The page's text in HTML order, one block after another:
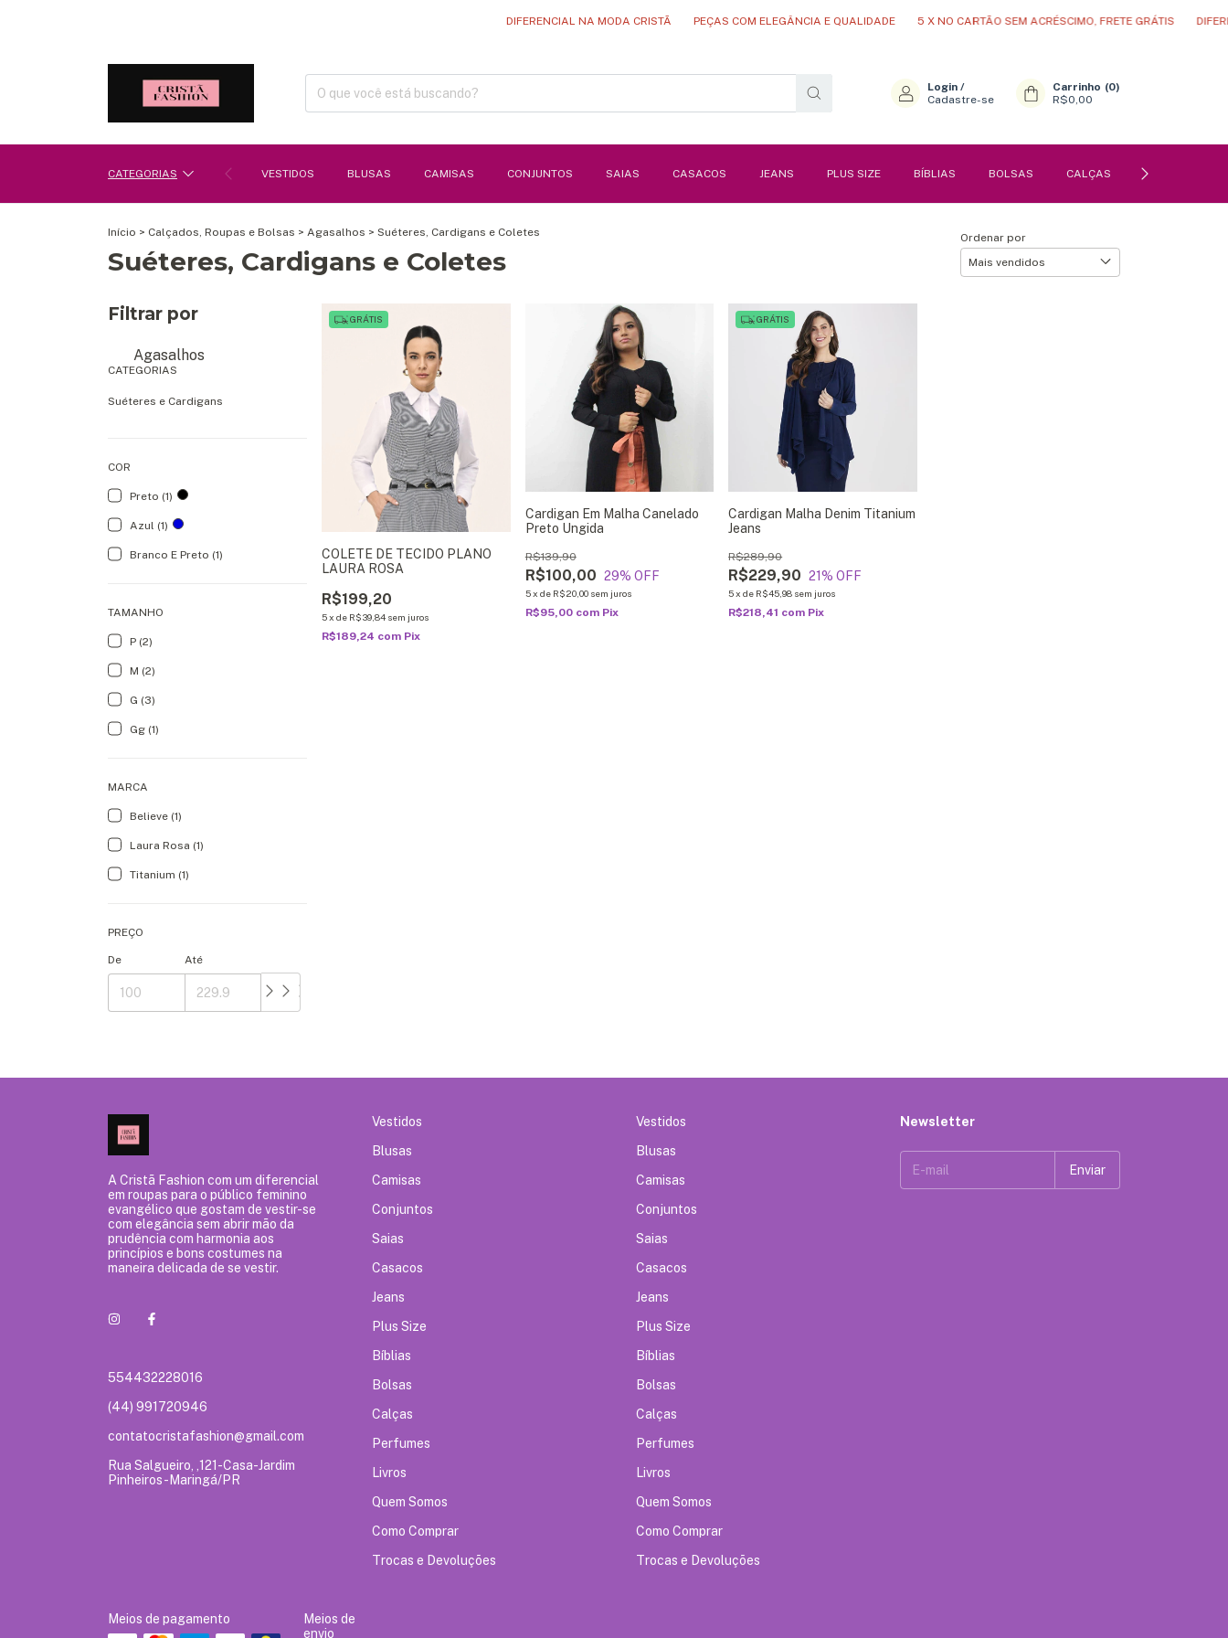
DIFERENCIAL NA MODA CRISTÃ PEÇAS COM ELEGÂNCIA E QUALIDADE 5 X NO CARTÃO SEM ACRÉSCIMO, FRETE GRÁTIS
Login /
Cadastre-se
Carrinho (0)
R$0,00
CATEGORIAS VESTIDOS BLUSAS CAMISAS CONJUNTOS SAIAS CASACOS JEANS PLUS SIZE BÍBLIAS BOLSAS CALÇAS PERFUMES
Início > Calçados, Roupas e Bolsas > Agasalhos > Suéteres, Cardigans e Coletes
Suéteres, Cardigans e Coletes
Ordenar por
Filtrar por
Agasalhos
CATEGORIAS
Suéteres e Cardigans
COR
Preto (1)
Azul (1)
Branco E Preto (1)
TAMANHO
P (2)
M (2)
G (3)
Gg (1)
MARCA
Believe (1)
Laura Rosa (1)
Titanium (1)
PREÇO
De Até
GRÁTIS
COLETE DE TECIDO PLANO
LAURA ROSA
R$199,20
5xde R$39,84 sem juros
R$189,24 com Pix
Cardigan Em Malha Canelado
Preto Ungida
R$100,00
R$139,90
29% OFF
5x de R$20,00 sem juros
R$95,00 com Pix
GRÁTIS
Cardigan Malha Denim Titanium
Jeans
R$229,90
R$289,90
21% OFF
5xde R$45,98 sem juros
R$218,41 com Pix
A Cristã Fashion com um diferencial
em roupas para o público feminino
evangélico que gostam de vestir-se
com elegância sem abrir mão da
prudência com harmonia aos
princípios e bons costumes na
maneira delicada de se vestir.
554432228016
(44) 991720946
contatocristafashion@gmail.com
Rua Salgueiro, ,121-Casa-Jardim
Pinheiros-Maringá/PR
Vestidos
Blusas
Camisas
Conjuntos
Saias
Casacos
Jeans
Plus Size
Bíblias
Bolsas
Calças
Perfumes
Livros
Quem Somos
Como Comprar
Trocas e Devoluções
Vestidos
Blusas
Camisas
Conjuntos
Saias
Casacos
Jeans
Plus Size
Bíblias
Bolsas
Calças
Perfumes
Livros
Quem Somos
Como Comprar
Trocas e Devoluções
Newsletter
Meios de pagamento
Meios de
envio